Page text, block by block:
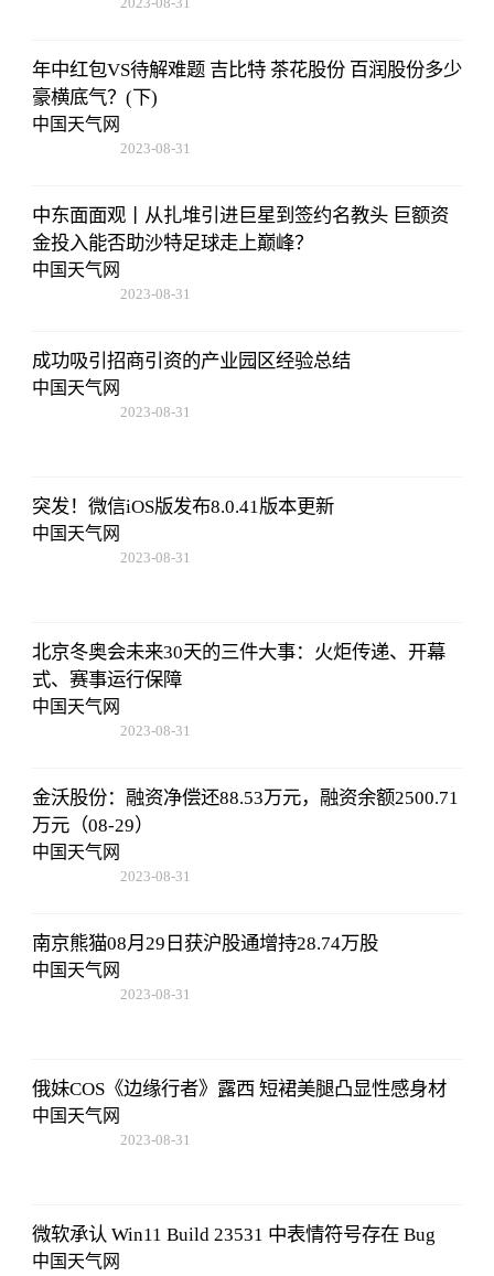
年中红包VS待解难题 吉比特 茶花股份 百润股份多少
豪横底气？(下)
中国天气网
2023-08-31
中东面面观丨从扎堆引进巨星到签约名教头 巨额资
金投入能否助沙特足球走上巅峰？
中国天气网
2023-08-31
成功吸引招商引资的产业园区经验总结
中国天气网
2023-08-31
突发！微信iOS版发布8.0.41版本更新
中国天气网
2023-08-31
北京冬奥会未来30天的三件大事：火炬传递、开幕
式、赛事运行保障
中国天气网
2023-08-31
金沃股份：融资净偿还88.53万元，融资余额2500.71
万元（08-29）
中国天气网
2023-08-31
南京熊猫08月29日获沪股通增持28.74万股
中国天气网
2023-08-31
俄妹COS《边缘行者》露西 短裙美腿凸显性感身材
中国天气网
2023-08-31
微软承认 Win11 Build 23531 中表情符号存在 Bug
中国天气网